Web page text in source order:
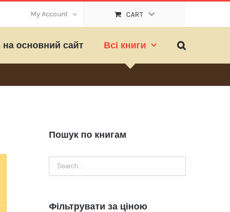
My Account CART
основний сайт Всі книги
Пошук по книгам
Фільтрувати за ціною